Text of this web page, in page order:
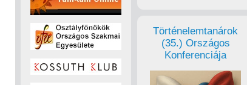
Történelemtanárok
(35.) Országos
Konferenciája